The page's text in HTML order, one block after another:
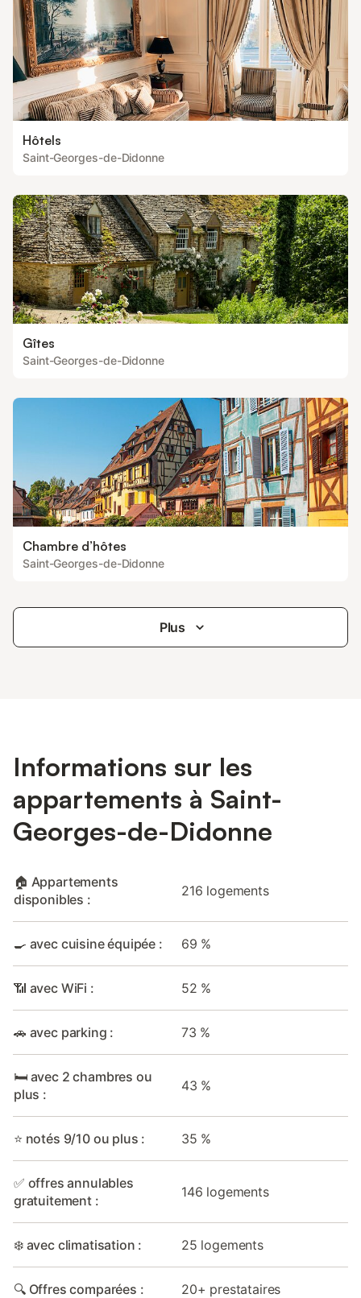
Hôtels
Saint-Georges-de-Didonne
Gîtes
Saint-Georges-de-Didonne
Chambre d’hôtes
Saint-Georges-de-Didonne
Plus
Informations sur les
appartements à Saint-
Georges-de-Didonne
🏠 Appartements
disponibles :
216 logements
🍳 avec cuisine équipée : 69 %
📶 avec WiFi : 52 %
🚗 avec parking : 73 %
🛏️ avec 2 chambres ou
plus :
43 %
⭐ notés 9/10 ou plus : 35 %
✅ offres annulables
gratuitement :
146 logements
❄️ avec climatisation : 25 logements
🔍 Offres comparées : 20+ prestataires